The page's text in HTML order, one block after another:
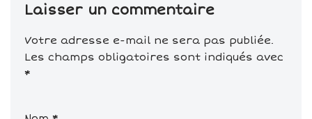
Laisser un commentaire
Votre adresse e-mail ne sera pas publiée.
Les champs obligatoires sont indiqués avec
*